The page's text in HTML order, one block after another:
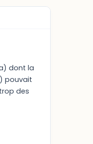
dont la
pouvait
des